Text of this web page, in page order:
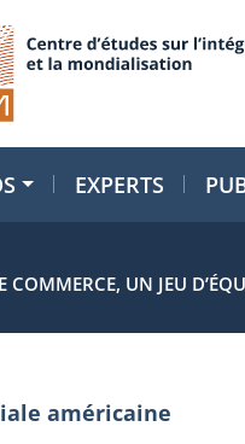
EXPERTS
COMMERCE, UN JEU
américaine